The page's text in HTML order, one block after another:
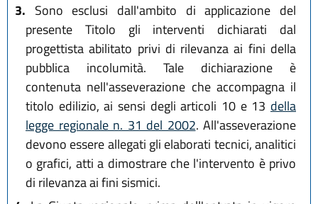
3. Sono esclusi dall'ambito di applicazione del
presente Titolo gli interventi dichiarati dal
progettista abilitato privi di rilevanza ai fini della
pubblica incolumità. Tale dichiarazione è
contenuta nell'asseverazione che accompagna il
titolo edilizio, ai sensi degli articoli 10 e 13 della
legge regionale n. 31 del 2002. All'asseverazione
devono essere allegati gli elaborati tecnici, analitici
o grafici, atti a dimostrare che l'intervento è privo
di rilevanza ai fini sismici.